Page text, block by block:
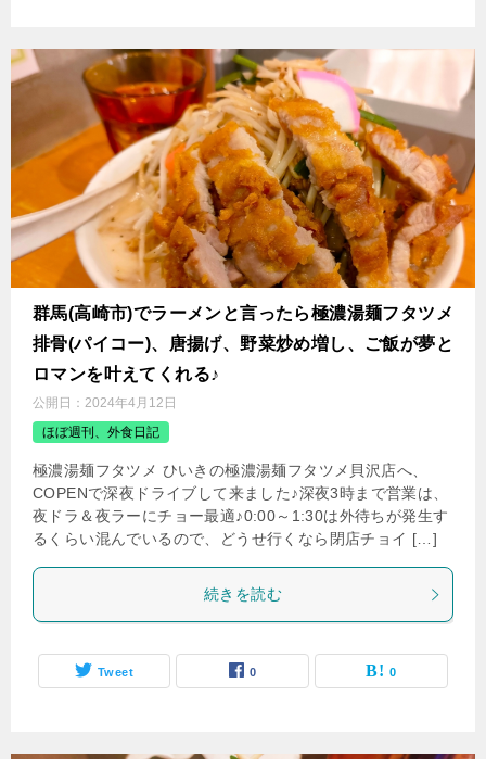
群馬(高崎市)でラーメンと言ったら極濃湯麺フタツメ
排骨(パイコー)、唐揚げ、野菜炒め増し、ご飯が夢と
ロマンを叶えてくれる♪
公開日： 2024年4月12日
ほぼ週刊、外食日記
極濃湯麺フタツメ ひいきの極濃湯麺フタツメ貝沢店へ、
COPENで深夜ドライブして来ました♪深夜3時まで営業は、
夜ドラ＆夜ラーにチョー最適♪0:00～1:30は外待ちが発生す
るくらい混んでいるので、どうせ行くなら閉店チョイ […]
続きを読む
Tweet 0 0